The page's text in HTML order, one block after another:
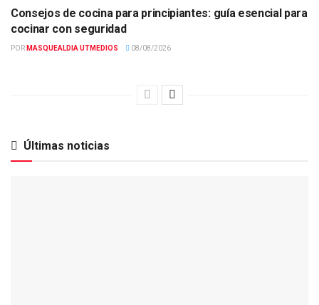
Consejos de cocina para principiantes: guía esencial para
cocinar con seguridad
POR MASQUEALDIA UTMEDIOS 08/08/2026
Últimas noticias